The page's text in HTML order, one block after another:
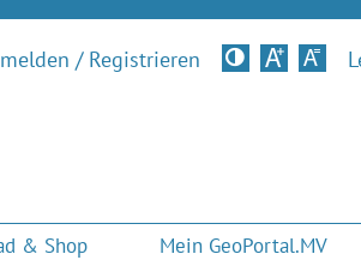
/ Registrieren Kontrastversion
& Shop Mein GeoPortal.MV